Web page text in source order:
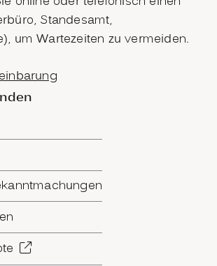
Standesamt,
um Wartezeiten zu vermeiden.